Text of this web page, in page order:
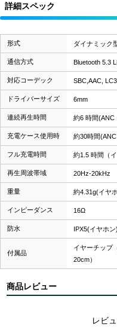
詳細スペック
形式 ダイナミック
通信方式 Bluetooth 5.3
対応コーデック SBC,AAC, LC3
ドライバーサイズ 6mm
連続再生時間 約6 時間(ANC
充電ケース使用時 約30時間
フル充電時間 約1.5 時間（
再生周波帯域 20Hz-20kHz
重量 約4.31g(イヤ
インピーダンス 16Ω
防水 IPX5(イヤホ
付属品
イヤーチップ
20cm）
商品レビュー
レビ